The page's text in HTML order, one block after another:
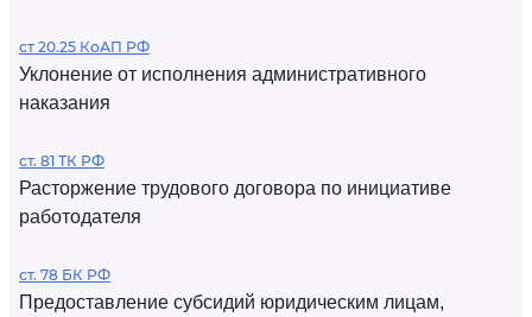
ст 20.25 КоАП РФ
Уклонение от исполнения административного
наказания
ст. 81 ТК РФ
Расторжение трудового договора по инициативе
работодателя
ст. 78 БК РФ
Предоставление субсидий юридическим лицам,